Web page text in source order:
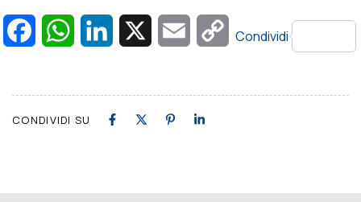
FacebookWhatsAppLinkedIn Email
Copy
Condividi
CONDIVIDI SU